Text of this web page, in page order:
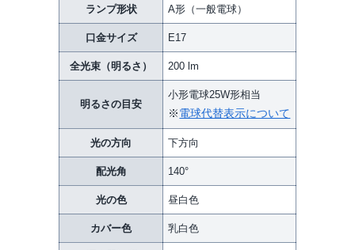
ランプ形状 A形（一般電球）
口金サイズ E17
全光束（明るさ） 200 lm
明るさの目安
小形電球25W形相当
※電球代替表示について
光の方向 下方向
配光角 140°
光の色 昼白色
カバー色 乳白色